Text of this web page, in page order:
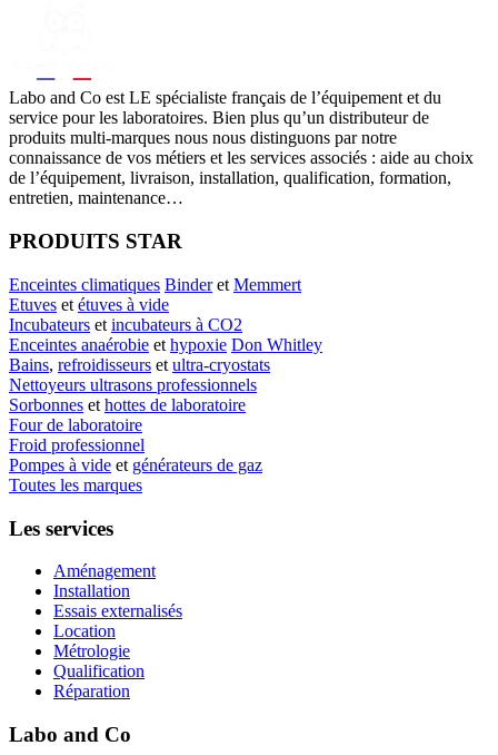
Labo and Co est LE spécialiste français de l’équipement et du
service pour les laboratoires. Bien plus qu’un distributeur de
produits multi-marques nous nous distinguons par notre
connaissance de vos métiers et les services associés : aide au choix
de l’équipement, livraison, installation, qualification, formation,
entretien, maintenance…
PRODUITS STAR
Enceintes climatiques Binderet Memmert
Etuves et étuves à vide
Incubateurs et incubateurs à CO2
Enceintes anaérobie et hypoxie Don Whitley
Bains, refroidisseurs et ultra-cryostats
Nettoyeurs ultrasons professionnels
Sorbonnes et hottes de laboratoire
Four de laboratoire
Froid professionnel
Pompes à vide et générateurs de gaz
Toutes les marques
Les services
Aménagement
Installation
Essais externalisés
Location
Métrologie
Qualification
Réparation
Labo and Co